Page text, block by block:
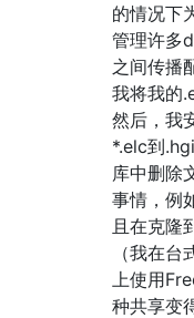
的情况下
管理许多
之间传播
我将我的
然后，我
*.elc到
库中删除
事情，例
且在克隆
（我在
上使用
种共享变